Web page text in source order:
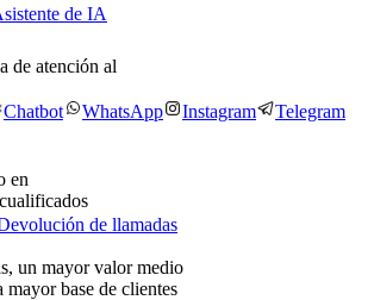
de IA
de atención al
Chatbot WhatsApp Instagram Telegram
en
de llamadas
un mayor valor medio
mayor base de clientes